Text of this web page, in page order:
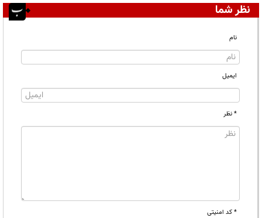
نظر شما
نام
ایمیل
* نظر
* کد امنیتی